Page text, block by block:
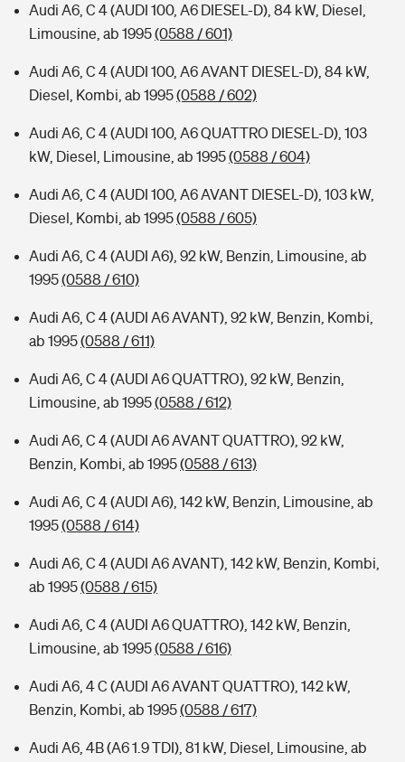
Audi A6, C 4 (AUDI 100, A6 DIESEL-D), 84 kW, Diesel,
Limousine, ab 1995(0588 / 601)
Audi A6, C 4 (AUDI 100, A6 AVANT DIESEL-D), 84 kW,
Diesel, Kombi, ab 1995(0588 / 602)
Audi A6, C 4 (AUDI 100, A6 QUATTRO DIESEL-D), 103
kW, Diesel, Limousine, ab 1995(0588 / 604)
Audi A6, C 4 (AUDI 100, A6 AVANT DIESEL-D), 103 kW,
Diesel, Kombi, ab 1995(0588 / 605)
Audi A6, C 4 (AUDI A6), 92 kW, Benzin, Limousine, ab
1995(0588 / 610)
Audi A6, C 4 (AUDI A6 AVANT), 92 kW, Benzin, Kombi,
ab 1995(0588 / 611)
Audi A6, C 4 (AUDI A6 QUATTRO), 92 kW, Benzin,
Limousine, ab 1995(0588 / 612)
Audi A6, C 4 (AUDI A6 AVANT QUATTRO), 92 kW,
Benzin, Kombi, ab 1995(0588 / 613)
Audi A6, C 4 (AUDI A6), 142 kW, Benzin, Limousine, ab
1995(0588 / 614)
Audi A6, C 4 (AUDI A6 AVANT), 142 kW, Benzin, Kombi,
ab 1995(0588 / 615)
Audi A6, C 4 (AUDI A6 QUATTRO), 142 kW, Benzin,
Limousine, ab 1995(0588 / 616)
Audi A6, 4 C (AUDI A6 AVANT QUATTRO), 142 kW,
Benzin, Kombi, ab 1995(0588 / 617)
Audi A6, 4B (A6 1.9 TDI), 81 kW, Diesel, Limousine, ab